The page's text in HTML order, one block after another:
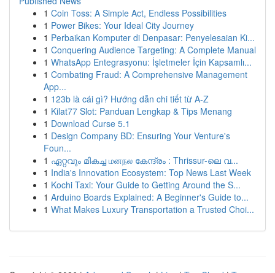
1 Coin Toss: A Simple Act, Endless Possibilities
1 Power Bikes: Your Ideal City Journey
1 Perbaikan Komputer di Denpasar: Penyelesaian Ki...
1 Conquering Audience Targeting: A Complete Manual
1 WhatsApp Entegrasyonu: İşletmeler İçin Kapsamlı...
1 Combating Fraud: A Comprehensive Management
App...
1 123b là cái gì? Hướng dẫn chi tiết từ A-Z
1 Kilat77 Slot: Panduan Lengkap & Tips Menang
1 Download Curse 5.1
1 Design Company BD: Ensuring Your Venture's
Foun...
1 ഏറ്റവും മികച്ച மனநல കേന്ദ്രം : Thrissur-ലെ വ...
1 India's Innovation Ecosystem: Top News Last Week
1 Kochi Taxi: Your Guide to Getting Around the S...
1 Arduino Boards Explained: A Beginner's Guide to...
1 What Makes Luxury Transportation a Trusted Choi...